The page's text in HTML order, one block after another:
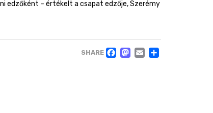
edzőként – értékelt a csapat edzője, Szerémy
SHARE FACEBOOK
EMAIL